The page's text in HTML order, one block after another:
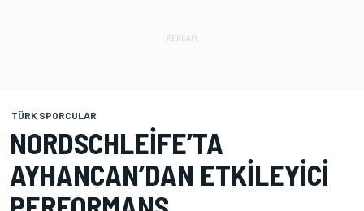
TÜRK SPORCULAR
NORDSCHLEIFE’TA
AYHANCAN’DAN ETKILEYICI